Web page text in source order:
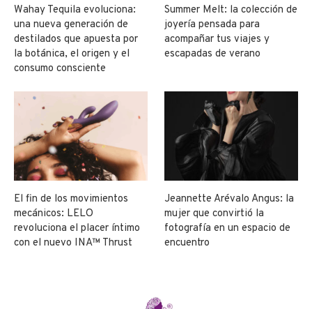
Wahay Tequila evoluciona:
una nueva generación de
destilados que apuesta por
la botánica, el origen y el
consumo consciente
Summer Melt: la colección de
joyería pensada para
acompañar tus viajes y
escapadas de verano
El fin de los movimientos
mecánicos: LELO
revoluciona el placer íntimo
con el nuevo INA™ Thrust
Jeannette Arévalo Angus: la
mujer que convirtió la
fotografía en un espacio de
encuentro